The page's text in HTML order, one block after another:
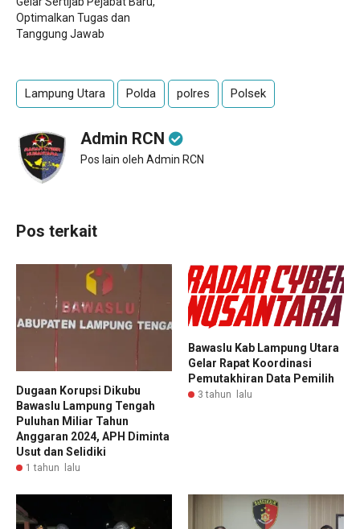
Optimalkan Tugas dan
Tanggung Jawab
Lampung Utara Polda polres Polsek
Admin RCN
Pos lain oleh Admin RCN
Pos terkait
Dugaan Korupsi Dikubu
Bawaslu Lampung Tengah
Puluhan Miliar Tahun
Anggaran 2024, APH Diminta
Usut dan Selidiki
1 tahun lalu
Bawaslu Kab Lampung Utara
Gelar Rapat Koordinasi
Pemutakhiran Data Pemilih
3 tahun lalu